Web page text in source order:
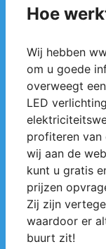
Hoe
Wij hebben
om u goede
overweegt
LED
profiteren
wij aan de
kunt u gratis
prijzen
Zij zijn
waardoor er
buurt zit!